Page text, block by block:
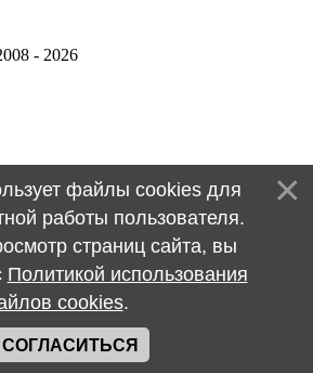
- 2026
файлы cookies для
работы пользователя.
страниц сайта, вы
Политикой использования
cookies.
СОГЛАСИТЬСЯ